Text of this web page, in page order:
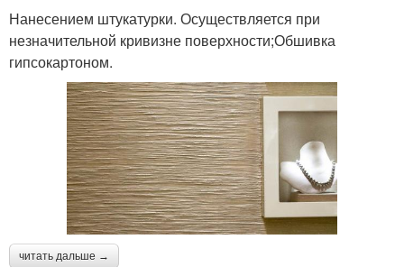
Нанесением штукатурки. Осуществляется при
незначительной кривизне поверхности;Обшивка
гипсокартоном.
читать дальше →